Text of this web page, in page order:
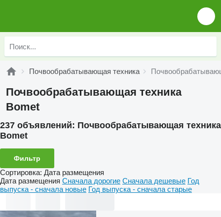
Почвообрабатывающая техника
Почвообрабатывающая техника
Bomet
237 объявлений: Почвообрабатывающая техника
Bomet
Фильтр
Сортировка: Дата размещения
Дата размещения Сначала дорогие Сначала дешевые Год
выпуска - сначала новые Год выпуска - сначала старые